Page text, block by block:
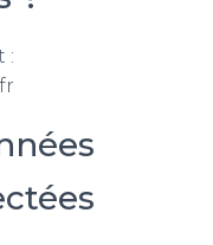
: